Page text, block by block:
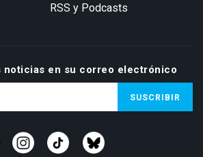
RSS y Podcasts
noticias en su correo electrónico